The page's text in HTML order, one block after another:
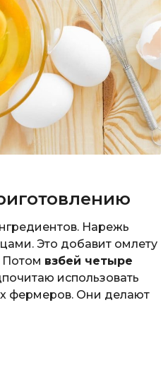
Нарежь
Это добавит омлету
Потом взбей четыре
использовать
фермеров. Они делают